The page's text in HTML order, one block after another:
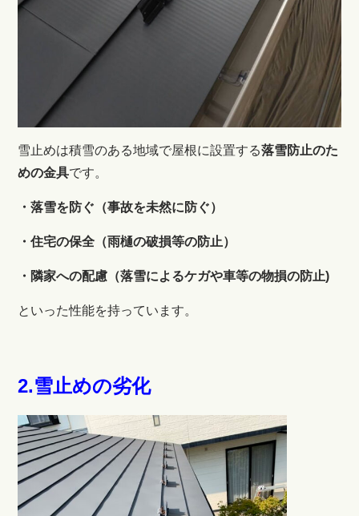
雪止めは積雪のある地域で屋根に設置する落雪防止のた
めの金具です。
・落雪を防ぐ（事故を未然に防ぐ）
・住宅の保全（雨樋の破損等の防止）
・隣家への配慮（落雪によるケガや車等の物損の防止)
といった性能を持っています。
2.雪止めの劣化